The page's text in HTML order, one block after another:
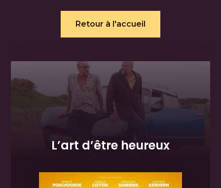
Retour à l'accueil
L’art d’être heureux